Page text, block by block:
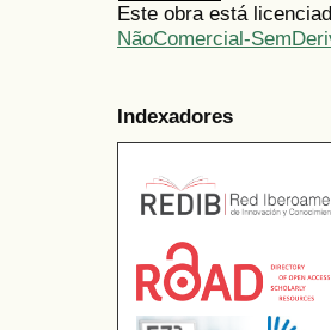
Este obra está
NãoComercial-
Indexadores